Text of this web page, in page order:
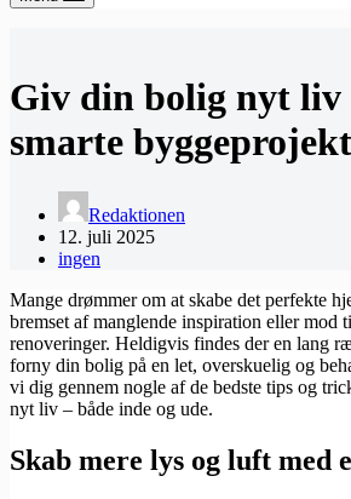
Giv din bolig nyt liv
smarte
Redaktionen
12. juli 2025
ingen
Mange drømmer om at skabe det perfekte
bremset af manglende inspiration eller mod
renoveringer. Heldigvis findes der en lang
forny din bolig på en let, overskuelig og
vi dig gennem nogle af de bedste tips og
nyt liv – både inde og ude.
Skab mere lys og luft med